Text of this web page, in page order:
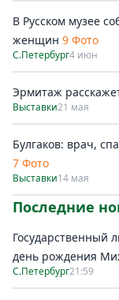
В Русском музее
женщин 9 Фото
С.Петербург4 июн
Эрмитаж
Выставки21 мая
Булгаков: врач,
7 Фото
Выставки14 мая
Последние
Государственный
день рождения
С.Петербург21:59